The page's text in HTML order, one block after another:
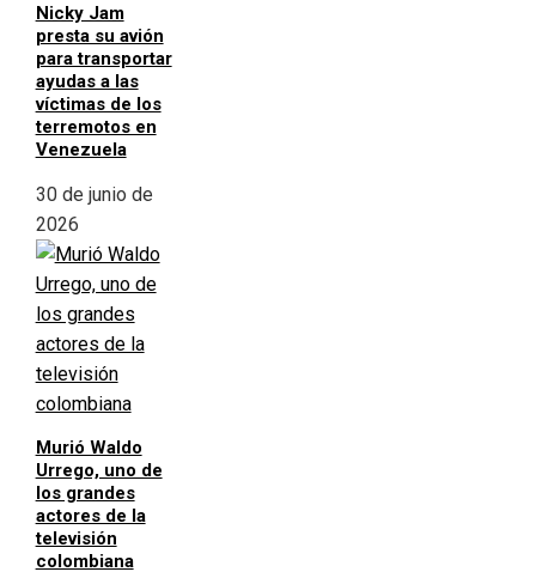
Nicky Jam
presta su avión
para transportar
ayudas a las
víctimas de los
terremotos en
Venezuela
30 de junio de
2026
Murió Waldo
Urrego, uno de
los grandes
actores de la
televisión
colombiana